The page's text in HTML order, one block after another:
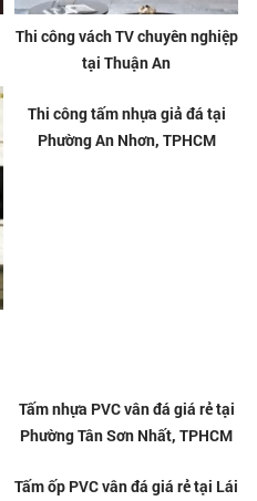
Thi công vách TV chuyên nghiệp
tại Thuận An